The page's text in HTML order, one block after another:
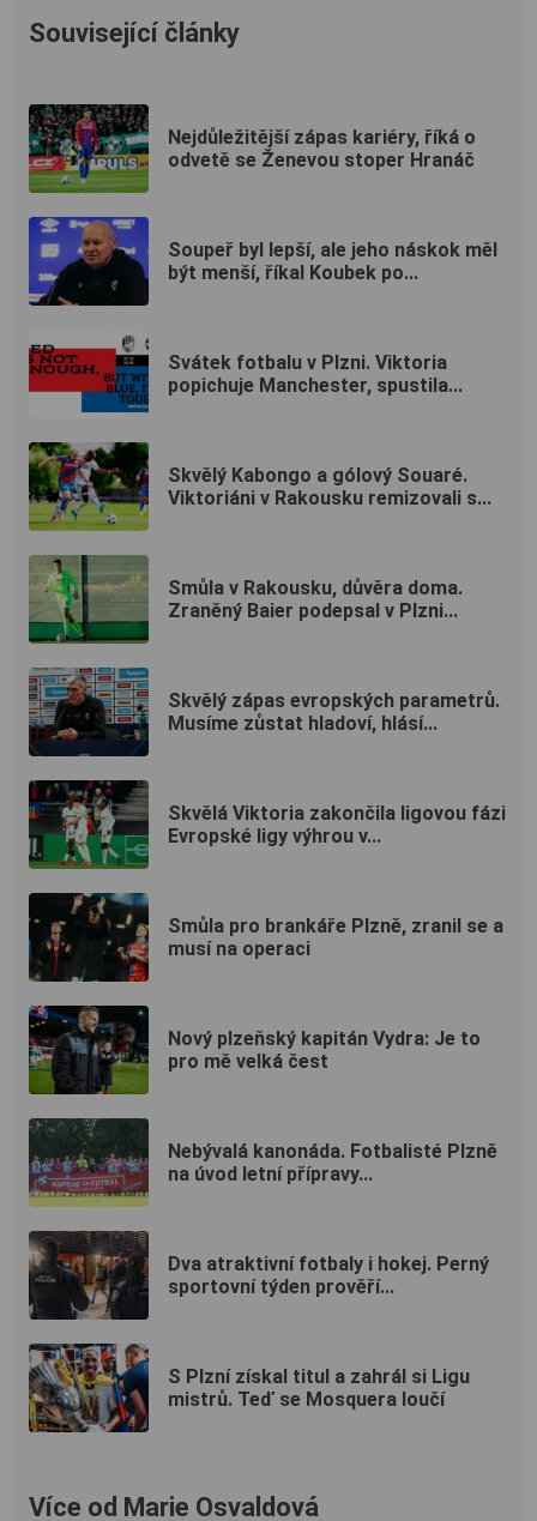
Související články
Nejdůležitější zápas kariéry, říká o
odvetě se Ženevou stoper Hranáč
Soupeř byl lepší, ale jeho náskok měl
být menší, říkal Koubek po...
Svátek fotbalu v Plzni. Viktoria
popichuje Manchester, spustila...
Skvělý Kabongo a gólový Souaré.
Viktoriáni v Rakousku remizovali s...
Smůla v Rakousku, důvěra doma.
Zraněný Baier podepsal v Plzni...
Skvělý zápas evropských parametrů.
Musíme zůstat hladoví, hlásí...
Skvělá Viktoria zakončila ligovou fázi
Evropské ligy výhrou v...
Smůla pro brankáře Plzně, zranil se a
musí na operaci
Nový plzeňský kapitán Vydra: Je to
pro mě velká čest
Nebývalá kanonáda. Fotbalisté Plzně
na úvod letní přípravy...
Dva atraktivní fotbaly i hokej. Perný
sportovní týden prověří...
S Plzní získal titul a zahrál si Ligu
mistrů. Teď se Mosquera loučí
Více od Marie Osvaldová